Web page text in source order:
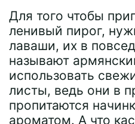
Для того чтобы
ленивый пирог,
лаваши, их в
называют
использовать
листы, ведь они в
пропитаются
ароматом. А что